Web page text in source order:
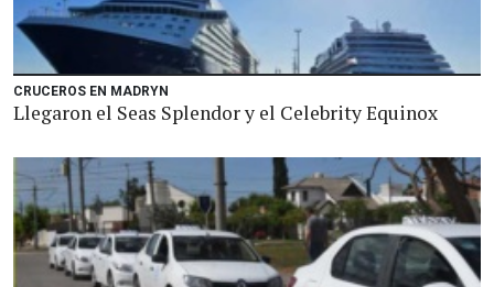
CRUCEROS EN MADRYN
Llegaron el Seas Splendor y el Celebrity Equinox